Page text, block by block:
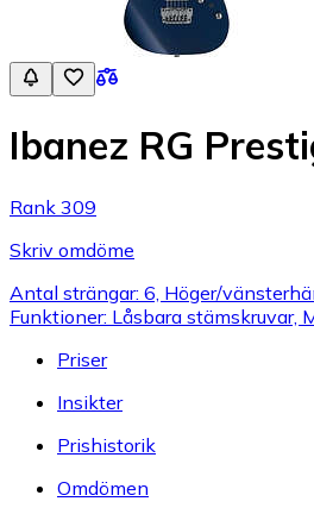
Ibanez RG
Rank 309
Skriv omdöme
Antal strängar: 6, Höger/
Funktioner: Låsbara stämskruvar,
Priser
Insikter
Prishistorik
Omdömen